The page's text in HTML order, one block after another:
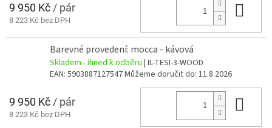
9 950 Kč / pár
8 223 Kč bez DPH
Barevné provedení: mocca - kávová
Skladem - ihned k odběru | IL-TESI-3-WOOD
EAN: 5903887127547Můžeme doručit do: 11.8.2026
9 950 Kč / pár
8 223 Kč bez DPH